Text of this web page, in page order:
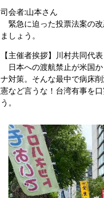
司会者:山本さん
緊急に迫った投票法案の改
ましょう。
【主催者挨拶】川村共同代表
日本への渡航禁止が米国か
ナ対策。そんな最中で病床
憲など言うな！台湾有事を
う。